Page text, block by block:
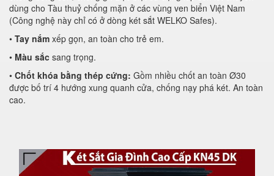
dùng cho Tàu thuỷ chống mặn ở các vùng ven biển Việt Nam
(Công nghệ này chỉ có ở dòng két sắt WELKO Safes).
• Tay nắm xếp gọn, an toàn cho trẻ em.
• Màu sắc sang trọng.
• Chốt khóa bằng thép cứng: Gồm nhiều chốt an toàn Ø30
được bố trí 4 hướng xung quanh cửa, chống nạy phá két. An toàn
cao.